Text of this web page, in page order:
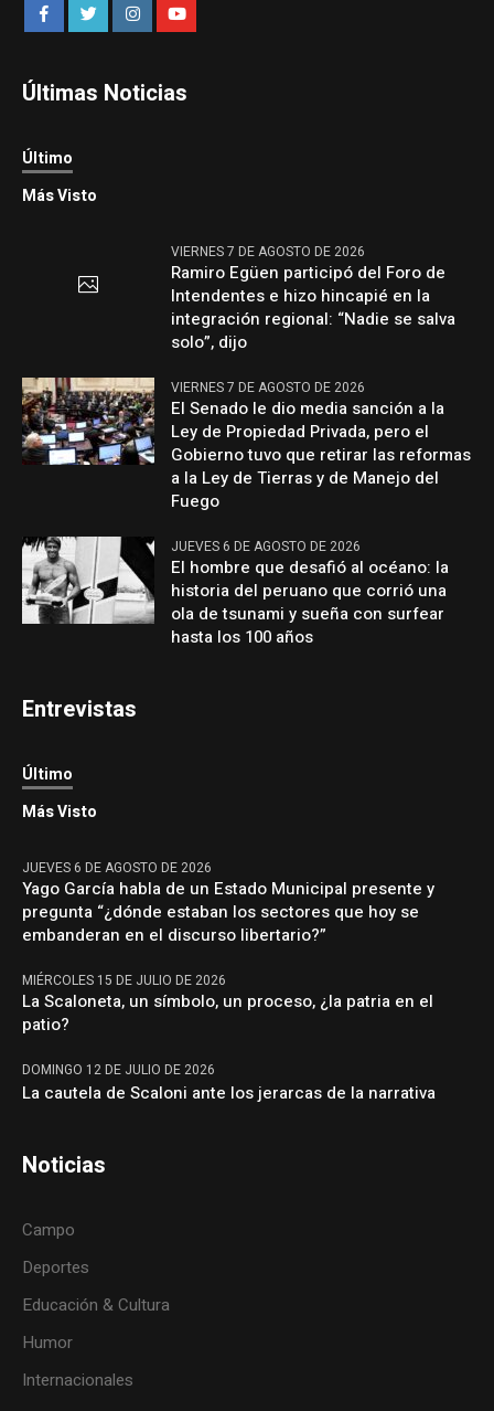
Últimas Noticias
Último
Más Visto
VIERNES 7 DE AGOSTO DE 2026
Ramiro Egüen participó del Foro de
Intendentes e hizo hincapié en la
integración regional: “Nadie se salva
solo”, dijo
VIERNES 7 DE AGOSTO DE 2026
El Senado le dio media sanción a la
Ley de Propiedad Privada, pero el
Gobierno tuvo que retirar las reformas
a la Ley de Tierras y de Manejo del
Fuego
JUEVES 6 DE AGOSTO DE 2026
El hombre que desafió al océano: la
historia del peruano que corrió una
ola de tsunami y sueña con surfear
hasta los 100 años
Entrevistas
Último
Más Visto
JUEVES 6 DE AGOSTO DE 2026
Yago García habla de un Estado Municipal presente y
pregunta “¿dónde estaban los sectores que hoy se
embanderan en el discurso libertario?”
MIÉRCOLES 15 DE JULIO DE 2026
La Scaloneta, un símbolo, un proceso, ¿la patria en el
patio?
DOMINGO 12 DE JULIO DE 2026
La cautela de Scaloni ante los jerarcas de la narrativa
Noticias
Campo
Deportes
Educación & Cultura
Humor
Internacionales